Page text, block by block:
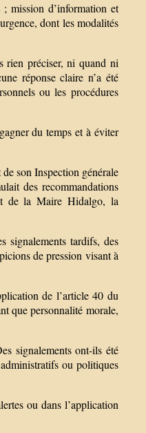
; mission d’information et
dont les modalités
rien préciser, ni quand ni
réponse claire n’a été
ou les procédures
du temps et à éviter
son Inspection générale
des recommandations
de la Maire Hidalgo, la
signalements tardifs, des
de pression visant à
de l’article 40 du
que personnalité morale,
signalements ont-ils été
ou politiques
ou dans l’application